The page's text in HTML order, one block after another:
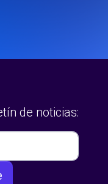
de noticias: